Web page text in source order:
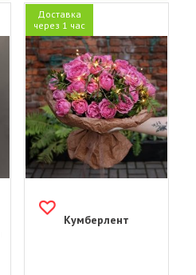
Доставка
через 1 час
Кумберлент